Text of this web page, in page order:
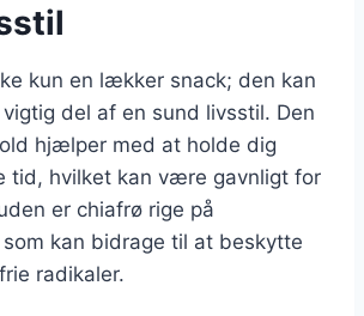
kun en lækker snack; den kan
del af en sund livsstil. Den
hjælper med at holde dig
hvilket kan være gavnligt for
er chiafrø rige på
kan bidrage til at beskytte
radikaler.